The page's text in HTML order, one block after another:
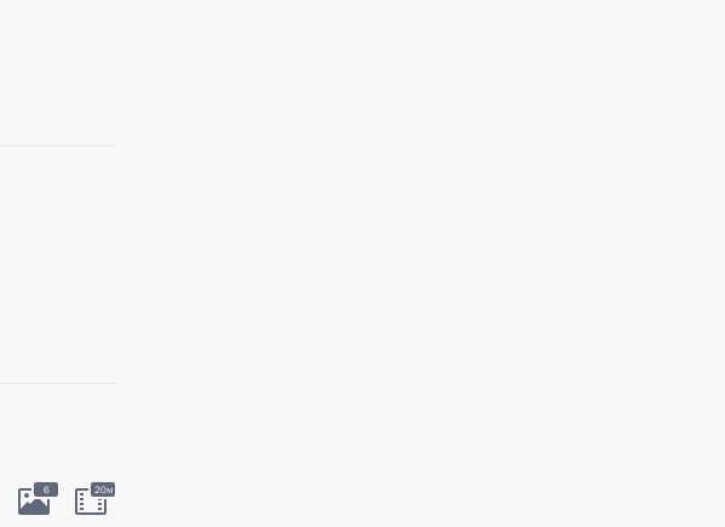
6 20м